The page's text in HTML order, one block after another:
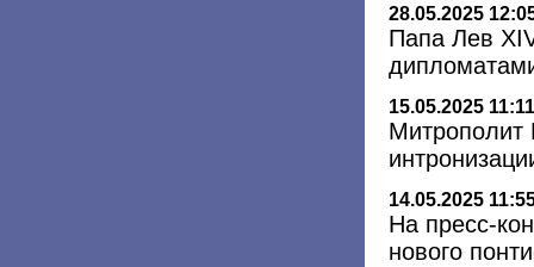
28.05.2025
Папа Лев
15.05.2025 11:11
Митрополит
14.05.2025
На пресс-
нового